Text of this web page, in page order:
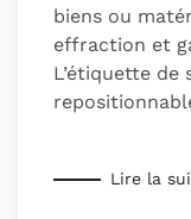
biens ou
effraction et
L’étiquette
Lire la